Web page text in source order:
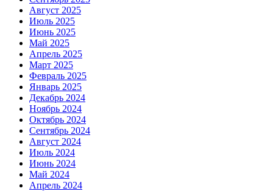
Август 2025
Июль 2025
Июнь 2025
Май 2025
Апрель 2025
Март 2025
Февраль 2025
Январь 2025
Декабрь 2024
Ноябрь 2024
Октябрь 2024
Сентябрь 2024
Август 2024
Июль 2024
Июнь 2024
Май 2024
Апрель 2024